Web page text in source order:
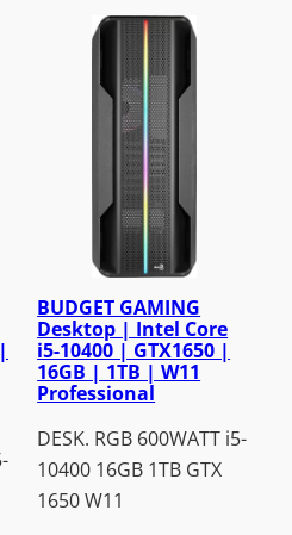
BUDGET GAMING
Desktop | Intel Core
i5-10400 | GTX1650 |
16GB | 1TB | W11
Professional
DESK. RGB 600WATT i5-
10400 16GB 1TB GTX
1650 W11